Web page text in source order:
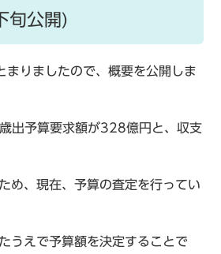
旬公開)
りましたので、概要を公開しま
出予算要求額が328億円と、収支
め、現在、予算の査定を行ってい
うえで予算額を決定することで